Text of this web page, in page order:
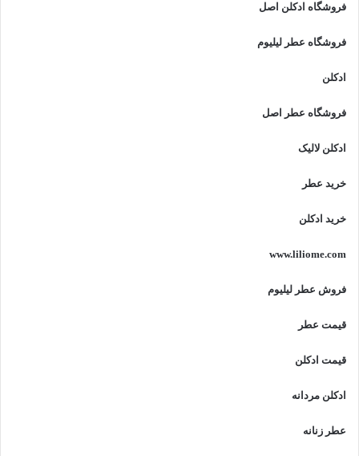
فروشگاه ادکلن اصل
فروشگاه عطر لیلیوم
ادکلن
فروشگاه عطر اصل
ادکلن لالیک
خرید عطر
خرید ادکلن
www.liliome.com
فروش عطر لیلیوم
قیمت عطر
قیمت ادکلن
ادکلن مردانه
عطر زنانه